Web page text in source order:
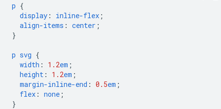
p {
display : inline-flex ;
align-items : center ;
}
p svg {
width : 1.2em ;
height : 1.2em ;
margin-inline-end : 0.5em ;
flex : none ;
}